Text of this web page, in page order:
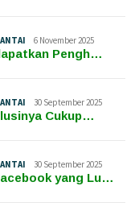
6 November 2025
Pengh…
30 September 2025
Cukup…
30 September 2025
yang Lu…